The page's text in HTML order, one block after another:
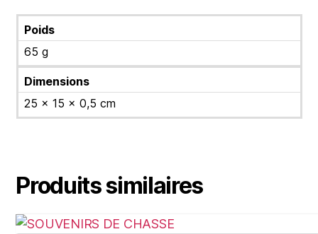
Poids
65 g
Dimensions
25 × 15 × 0,5 cm
Produits similaires